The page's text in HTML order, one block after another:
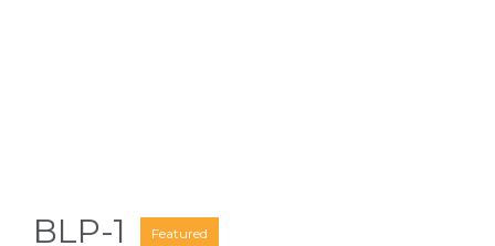
BLP-1 Featured